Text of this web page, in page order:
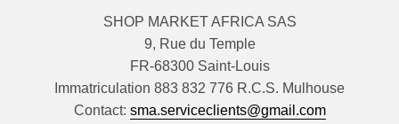
SHOP MARKET AFRICA SAS
9, Rue du Temple
FR-68300 Saint-Louis
Immatriculation 883 832 776 R.C.S. Mulhouse
Contact: sma.serviceclients@gmail.com